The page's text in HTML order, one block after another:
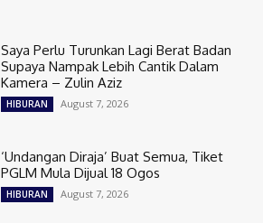
Saya Perlu Turunkan Lagi Berat Badan
Supaya Nampak Lebih Cantik Dalam
Kamera – Zulin Aziz
HIBURAN August 7, 2026
‘Undangan Diraja’ Buat Semua, Tiket
PGLM Mula Dijual 18 Ogos
HIBURAN August 7, 2026